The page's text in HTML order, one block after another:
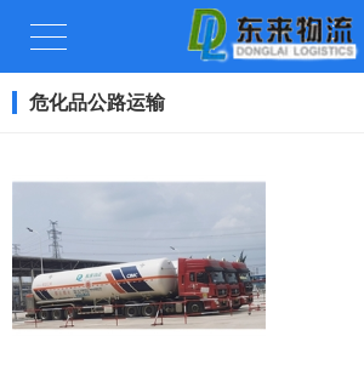
危化品公路运输